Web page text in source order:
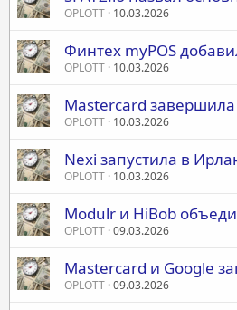
OPLOTT 10.03.2026
Финтех myPOS
OPLOTT 10.03.2026
Mastercard
OPLOTT 10.03.2026
Nexi запустила в
OPLOTT 10.03.2026
Modulr и HiBob
OPLOTT 09.03.2026
Mastercard и Google
OPLOTT 09.03.2026